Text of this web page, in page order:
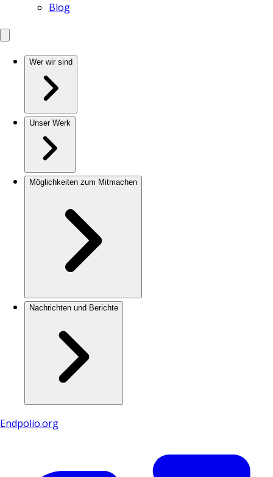
Blog
Wer wir sind
Unser Werk
Möglichkeiten zum Mitmachen
Nachrichten und Berichte
Endpolio.org